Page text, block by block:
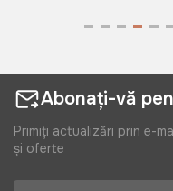
Abonați-vă
Primiți actualizări prin e-
și oferte